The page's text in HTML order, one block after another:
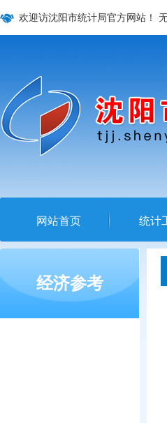
欢迎访沈阳市统计局官方网站！
网站首页 统计
经济参考